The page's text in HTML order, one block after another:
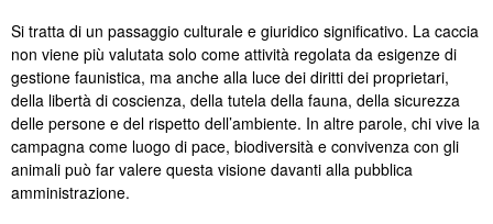
Si tratta di un passaggio culturale e giuridico significativo. La caccia
non viene più valutata solo come attività regolata da esigenze di
gestione faunistica, ma anche alla luce dei diritti dei proprietari,
della libertà di coscienza, della tutela della fauna, della sicurezza
delle persone e del rispetto dell’ambiente. In altre parole, chi vive la
campagna come luogo di pace, biodiversità e convivenza con gli
animali può far valere questa visione davanti alla pubblica
amministrazione.